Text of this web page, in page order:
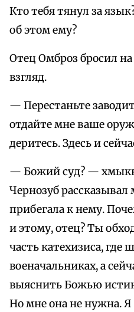
Кто тебя тянул за
об этом ему?
Отец Омброз бросил
взгляд.
— Перестаньте
отдайте мне ваше
деритесь. Здесь и
— Божий суд? —
Чернозуб рассказывал
прибегала к нему.
и этому, отец? Ты
часть катехизиса, где
военачальниках, а
выяснить Божью
Но мне она не нужна. Я